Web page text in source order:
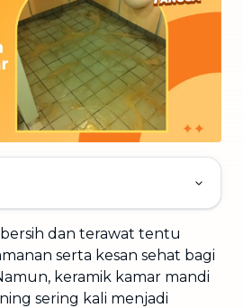
dan terawat tentu
serta kesan sehat bagi
keramik kamar mandi
sering kali menjadi